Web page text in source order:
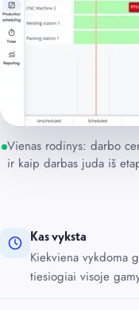
Kas vyksta
Kiekviena vykdoma
tiesiogiai visoje
Vienas rodinys: darbo
ir kaip darbas juda iš